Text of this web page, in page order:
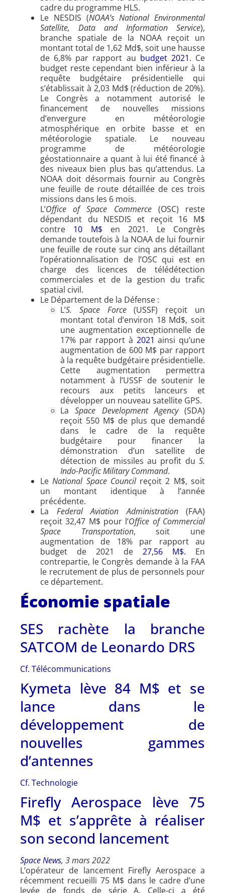
cadre du programme HLS.
Le NESDIS (NOAA’s National Environmental
Satellite, Data and Information Service),
branche spatiale de la NOAA reçoit un
montant total de 1,62 Md$, soit une hausse
de 6,8% par rapport au budget 2021. Ce
budget reste cependant bien inférieur à la
requête budgétaire présidentielle qui
s’établissait à 2,03 Md$ (réduction de 20%).
Le Congrès a notamment autorisé le
financement de nouvelles missions
d’envergure en météorologie
atmosphérique en orbite basse et en
météorologie spatiale. Le nouveau
programme de météorologie
géostationnaire a quant à lui été financé à
des niveaux bien plus bas qu’attendus. La
NOAA doit désormais fournir au Congrès
une feuille de route détaillée de ces trois
missions dans les 6 mois.
L’Office of Space Commerce(OSC) reste
dépendant du NESDIS et reçoit 16 M$
contre 10 M$en 2021. Le Congrès
demande toutefois à la NOAA de lui fournir
une feuille de route sur cinq ans détaillant
l’opérationnalisation de l’OSC qui est en
charge des licences de télédétection
commerciales et de la gestion du trafic
spatial civil.
Le Département de la Défense :
L’S. Space Force(USSF) reçoit un
montant total d’environ 18 Md$, soit
une augmentation exceptionnelle de
17% par rapport à 2021 ainsi qu’une
augmentation de 600 M$ par rapport
à la requête budgétaire présidentielle.
Cette augmentation permettra
notamment à l’USSF de soutenir le
recours aux petits lanceurs et
développer un nouveau satellite GPS.
LaSpace Development Agency (SDA)
reçoit 550 M$ de plus que demandé
dans le cadre de la requête
budgétaire pour financer la
démonstration d’un satellite de
détection de missiles au profit du S.
Indo-Pacific Military Command.
LeNational Space Councilreçoit 2 M$, soit
un montant identique à l’année
précédente.
La Federal Aviation Administration (FAA)
reçoit 32,47 M$ pour l’Office of Commercial
Space Transportation, soit une
augmentation de 18% par rapport au
budget de 2021 de 27,56 M$. En
contrepartie, le Congrès demande à la FAA
le recrutement de plus de personnels pour
ce département.
Économie spatiale
SES rachète la branche
SATCOM de Leonardo DRS
Cf. Télécommunications
Kymeta lève 84 M$ et se
lance dans le
développement de
nouvelles gammes
d’antennes
Cf. Technologie
Firefly Aerospace lève 75
M$ et s’apprête à réaliser
son second lancement
Space News, 3 mars 2022
L’opérateur de lancement Firefly Aerospace a
récemment recueilli 75 M$ dans le cadre d’une
levée de fonds de série A. Celle-ci a été